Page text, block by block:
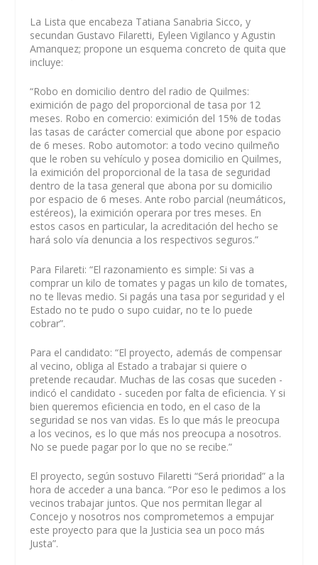
La Lista que encabeza Tatiana Sanabria Sicco, y
secundan Gustavo Filaretti, Eyleen Vigilanco y Agustin
Amanquez; propone un esquema concreto de quita que
incluye:
“Robo en domicilio dentro del radio de Quilmes:
eximición de pago del proporcional de tasa por 12
meses. Robo en comercio: eximición del 15% de todas
las tasas de carácter comercial que abone por espacio
de 6 meses. Robo automotor: a todo vecino quilmeño
que le roben su vehículo y posea domicilio en Quilmes,
la eximición del proporcional de la tasa de seguridad
dentro de la tasa general que abona por su domicilio
por espacio de 6 meses. Ante robo parcial (neumáticos,
estéreos), la eximición operara por tres meses. En
estos casos en particular, la acreditación del hecho se
hará solo vía denuncia a los respectivos seguros.”
Para Filareti: “El razonamiento es simple: Si vas a
comprar un kilo de tomates y pagas un kilo de tomates,
no te llevas medio. Si pagás una tasa por seguridad y el
Estado no te pudo o supo cuidar, no te lo puede
cobrar”.
Para el candidato: “El proyecto, además de compensar
al vecino, obliga al Estado a trabajar si quiere o
pretende recaudar. Muchas de las cosas que suceden -
indicó el candidato - suceden por falta de eficiencia. Y si
bien queremos eficiencia en todo, en el caso de la
seguridad se nos van vidas. Es lo que más le preocupa
a los vecinos, es lo que más nos preocupa a nosotros.
No se puede pagar por lo que no se recibe.”
El proyecto, según sostuvo Filaretti “Será prioridad” a la
hora de acceder a una banca. “Por eso le pedimos a los
vecinos trabajar juntos. Que nos permitan llegar al
Concejo y nosotros nos comprometemos a empujar
este proyecto para que la Justicia sea un poco más
Justa”.